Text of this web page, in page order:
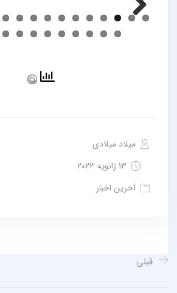
میلاد میلادی
13 ژانویه 2023
آخرین اخبار
قبلی